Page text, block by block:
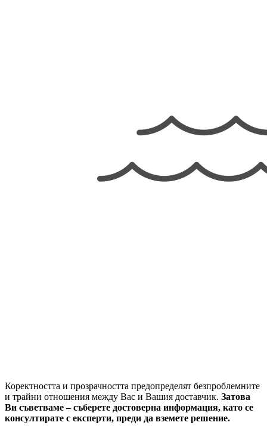
Коректността и прозрачността предопределят безпроблемните
и трайни отношения между Вас и Вашия доставчик. Затова
Ви съветваме – съберете достоверна информация, като се
консултирате с експерти, преди да вземете решение.